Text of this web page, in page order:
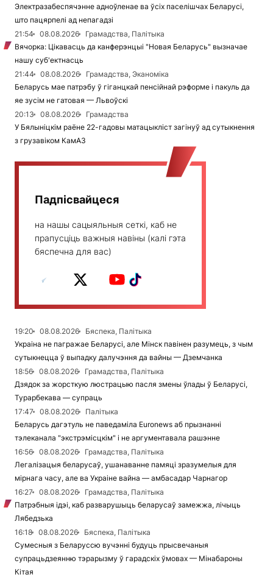
Электразабеспячэнне адноўленае ва ўсіх паселішчах Беларусі,
што пацярпелі ад непагадзі
21:54
08.08.2026
Грамадства, Палітыка
Вячорка: Цікавасць да канферэнцыі "Новая Беларусь" вызначае
нашу суб'ектнасць
21:44
08.08.2026
Грамадства, Эканоміка
Беларусь мае патрэбу ў гіганцкай пенсійнай рэформе і пакуль да
яе зусім не гатовая — Львоўскі
20:13
08.08.2026
Грамадства
У Бялыніцкім раёне 22-гадовы матацыкліст загінуў ад сутыкнення
з грузавіком КамАЗ
Падпісвайцеся
на нашы сацыяльныя сеткі, каб не
прапусціць важныя навіны (калі гэта
бяспечна для вас)
19:20 08.08.2026
Бяспека, Палітыка
Украіна не пагражае Беларусі, але Мінск павінен разумець, з чым
сутыкнецца ў выпадку далучэння да вайны — Дземчанка
18:56
08.08.2026
Грамадства, Палітыка
Дзядок за жорсткую люстрацыю пасля змены ўлады ў Беларусі,
Турарбекава — супраць
17:47
08.08.2026
Палітыка
Беларусь дагэтуль не паведаміла Euronews аб прызнанні
тэлеканала "экстрэмісцкім" і не аргументавала рашэнне
16:56
08.08.2026
Грамадства, Палітыка
Легалізацыя беларусаў, ушанаванне памяці зразумелыя для
мірнага часу, але ва Украіне вайна — амбасадар Чарнагор
16:27
08.08.2026
Грамадства, Палітыка
Патрэбныя ідэі, каб разварушыць беларусаў замежжа, лічыць
Лябедзька
16:18
08.08.2026
Бяспека, Палітыка
Сумесныя з Беларуссю вучэнні будуць прысвечаныя
супрацьдзеянню тэрарызму ў гарадскіх ўмовах — Мінабароны
Кітая